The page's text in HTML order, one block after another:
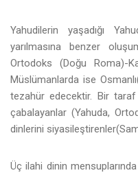
Yahudilerin yaşadığı
yarılmasına benzer
Ortodoks (Doğu Roma)-
Müslümanlarda ise
tezahür edecektir. Bir
çabalayanlar (Yahuda,
dinlerini
Üç ilahi dinin